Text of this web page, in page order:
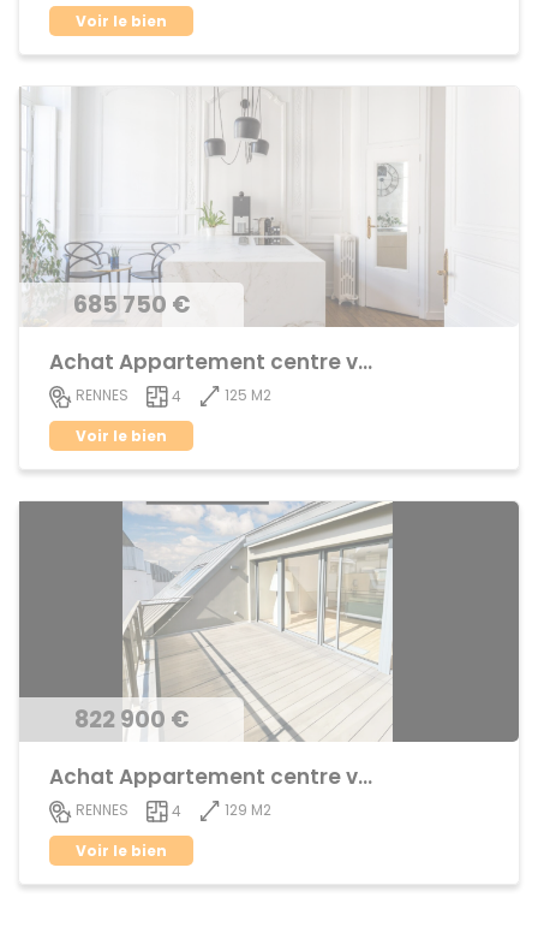
Voir le bien
685 750 €
Achat Appartement centre ville
RENNES 4
125 M2
Voir le bien
822 900 €
Achat Appartement centre ville
RENNES 4
129 M2
Voir le bien